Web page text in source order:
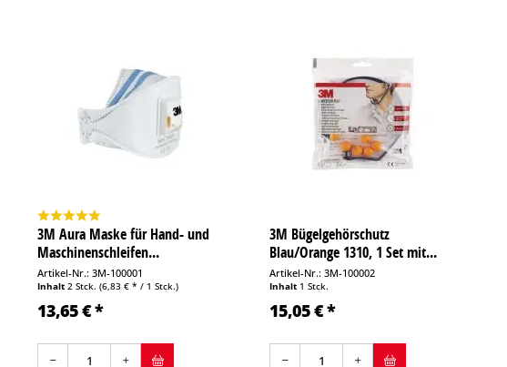
3M Aura Maske für Hand- und
Maschinenschleifen...
Artikel-Nr.: 3M-100001
Inhalt2 Stck.(6,83 € * / 1 Stck.)
13,65 € *
3M Bügelgehörschutz
Blau/Orange 1310, 1 Set mit...
Artikel-Nr.: 3M-100002
Inhalt 1 Stck.
15,05 € *